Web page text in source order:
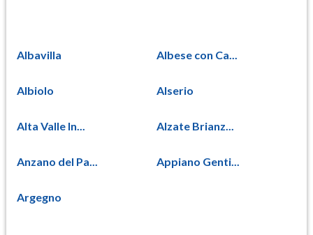
Albavilla Albese con Ca...
Albiolo Alserio
Alta Valle In... Alzate Brianz...
Anzano del Pa... Appiano Genti...
Argegno